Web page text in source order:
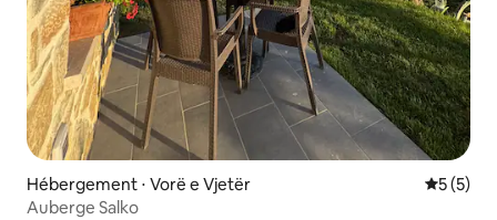
Hébergement ⋅ Vorë e Vjetër
5 (5)
Auberge Salko